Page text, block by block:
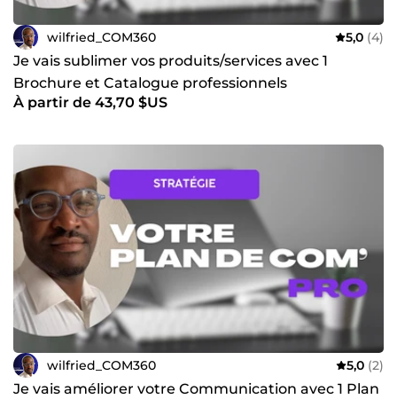
wilfried_COM360 5,0 (4)
Je vais sublimer vos produits/services avec 1
Brochure et Catalogue professionnels
À partir de 43,70 $US
wilfried_COM360 5,0 (2)
Je vais améliorer votre Communication avec 1 Plan